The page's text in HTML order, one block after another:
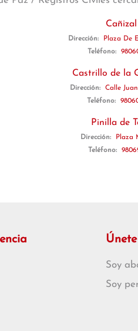
Cañizal
Dirección:
Plaza De
Teléfono:
Castrillo de la
Dirección:
Calle
Teléfono:
Pinilla de
Dirección:
Plaza
Teléfono:
Soy
Soy